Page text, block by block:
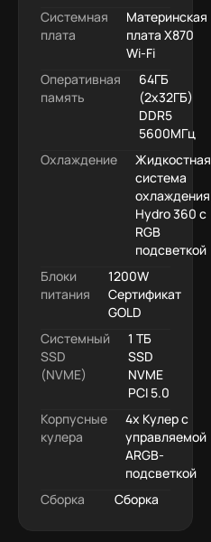
Системная
плата
Материнская
плата X870
Wi-Fi
Оперативная
память
64ГБ
(2x32ГБ)
DDR5
5600МГц
Охлаждение
Жидкостная
система
охлаждения
Hydro 360 с
RGB
подсветкой
Блоки
питания
1200W
Сертификат
GOLD
Системный
SSD
(NVME)
1 ТБ
SSD
NVME
PCI 5.0
Корпусные
кулера
4x Кулер с
управляемой
ARGB-
подсветкой
Сборка
Сборка